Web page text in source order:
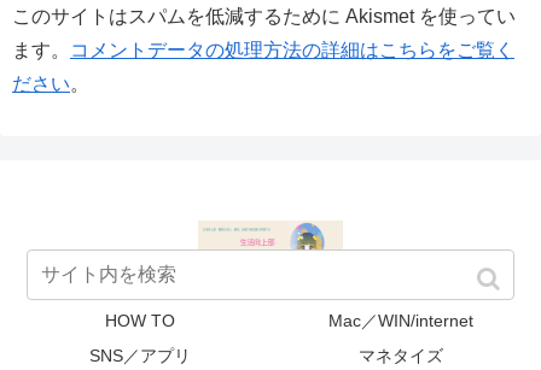
このサイトはスパムを低減するために Akismet を使ってい
ます。
コメントデータの処理方法の詳細はこちらをご覧く
ださい。
HOW TO
Mac／WIN/internet
SNS／アプリ
マネタイズ